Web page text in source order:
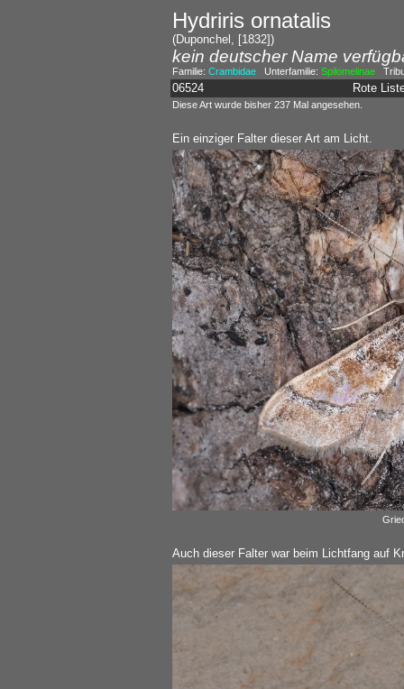
Hydriris ornatalis
(Duponchel, [1832])
kein deutscher Name
Familie: CrambidaeUnterfamilie: Spilomelinae
06524 Rote
Diese Art wurde bisher 237 Mal angesehen.
Ein einziger Falter dieser Art am Licht.
Auch dieser Falter war beim Lichtfang auf